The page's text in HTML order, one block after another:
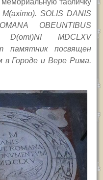
мемориальную табличку
SOLIS DANIS
OBEUNTIBUS
D(omi)NI MDCLXV
памятник посвящен
в Городе и Вере Рима.